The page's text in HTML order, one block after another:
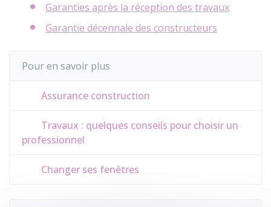
Garanties après la réception des travaux
Garantie décennale des constructeurs
Pour en savoir plus
Assurance construction
Travaux : quelques conseils pour choisir un
professionnel
Changer ses fenêtres